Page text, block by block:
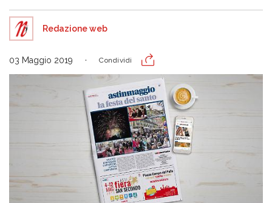
Redazione web
03 Maggio 2019 Condividi